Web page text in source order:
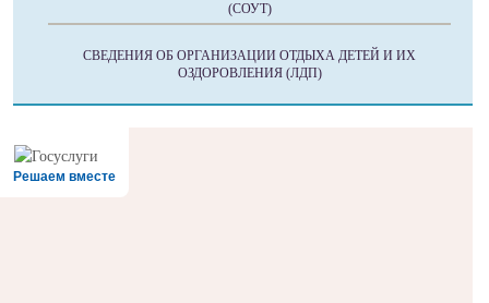
(СОУТ)
СВЕДЕНИЯ ОБ ОРГАНИЗАЦИИ ОТДЫХА ДЕТЕЙ И ИХ
ОЗДОРОВЛЕНИЯ (ЛДП)
Решаем вместе